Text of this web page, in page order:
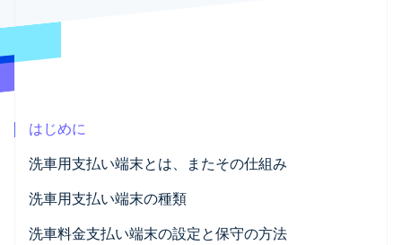
スタートアップの企業設立
Stripe が AI の経済インフラをどのように構築しているかを
はじめに
洗車用支払い端末とは、またその仕組み
洗車用支払い端末の種類
スタンドアローンのカードリーダー
洗車料金支払い端末の設定と保守の方法